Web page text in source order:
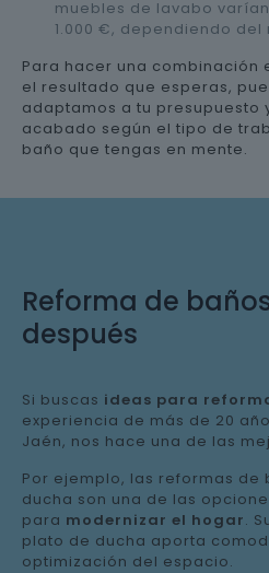
muebles de lavabo
1.000 €, dependiendo
Para hacer una combinación
el resultado que esperas,
adaptamos a tu presupuesto
acabado según el tipo de
baño que tengas en mente.
Reforma de
después
Si buscas ideas para
experiencia de más de 20
Jaén, nos hace una de las
Por ejemplo, las reformas de
ducha son una de las
para modernizar el hogar.
plato de ducha aporta
optimización del espacio.